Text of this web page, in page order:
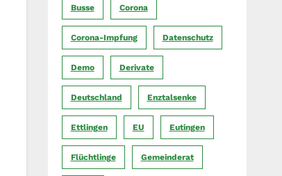
Busse Corona
Corona-Impfung Datenschutz
Demo Derivate
Deutschland Enztalsenke
Ettlingen EU Eutingen
Flüchtlinge Gemeinderat